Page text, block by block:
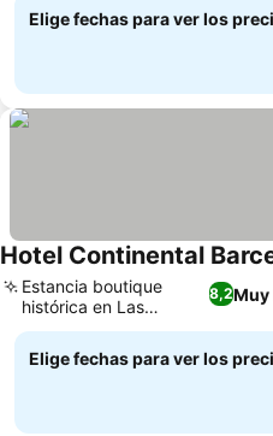
Elige fechas para ver los
Hotel Continental
8,2Muy
Estancia boutique
histórica en Las
Ramblas
Elige fechas para ver los